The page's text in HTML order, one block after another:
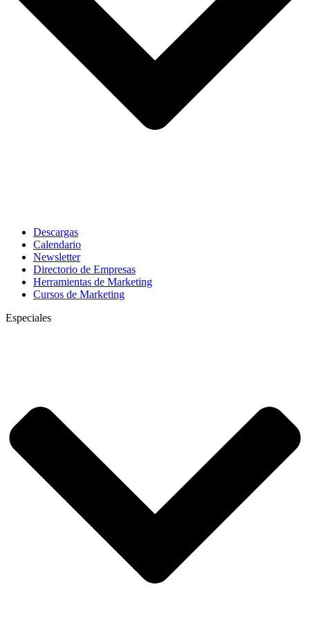
Descargas
Calendario
Newsletter
Directorio de Empresas
Herramientas de Marketing
Cursos de Marketing
Especiales